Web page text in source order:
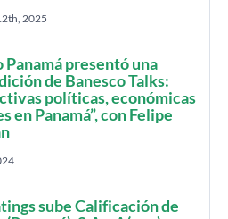
2025
Panamá presentó una
de Banesco Talks:
políticas, económicas
en Panamá”, con Felipe
sube Calificación de